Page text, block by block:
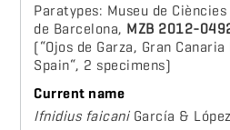
Paratypes: Museu de
de Barcelona, MZB 2012-
(“Ojos de Garza, Gran
Spain“, 2 specimens)
Current name
Ifnidius faicaniGarcía &